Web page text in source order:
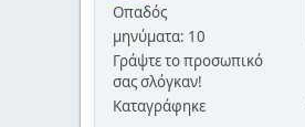
Οπαδός
μηνύματα: 10
Γράψτε το προσωπικό
σας σλόγκαν!
Καταγράφηκε